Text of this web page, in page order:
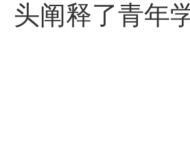
头阐释了青年